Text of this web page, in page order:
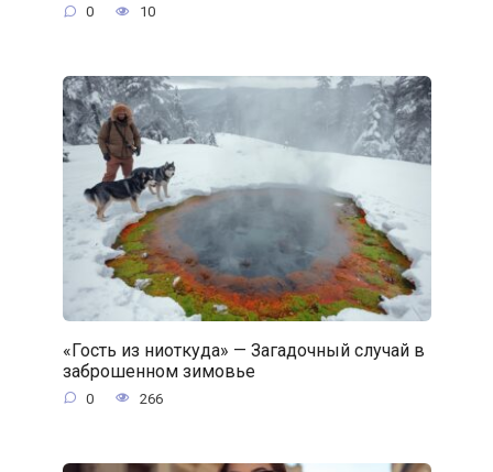
0 10
«Гость из ниоткуда» — Загадочный случай в
заброшенном зимовье
0 266